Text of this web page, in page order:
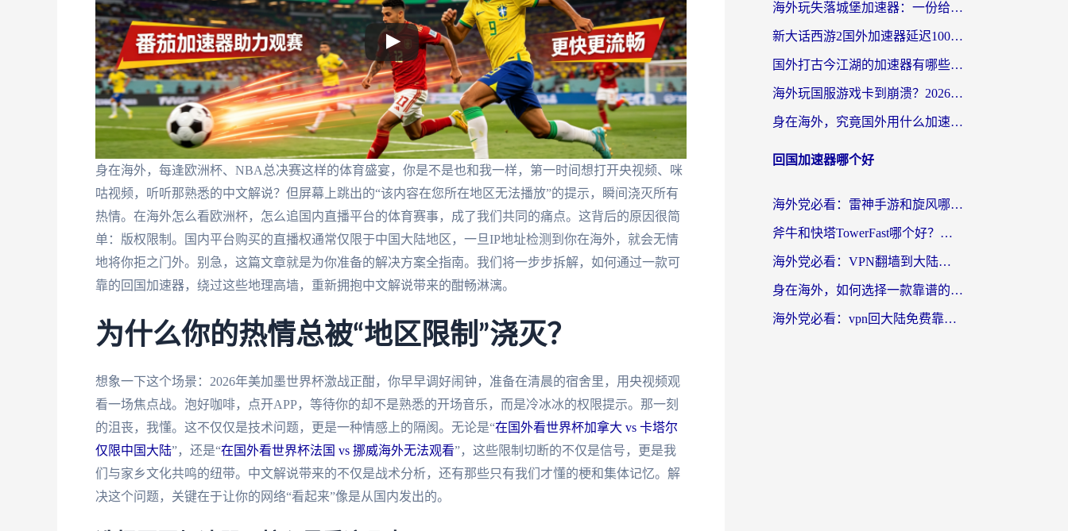
身在海外，每逢欧洲杯、NBA总决赛这样的体育盛宴，你是不是也和我一样，第一时间想打开央视频、咪
咕视频，听听那熟悉的中文解说？但屏幕上跳出的“该内容在您所在地区无法播放”的提示，瞬间浇灭所有
热情。在海外怎么看欧洲杯，怎么追国内直播平台的体育赛事，成了我们共同的痛点。这背后的原因很简
单：版权限制。国内平台购买的直播权通常仅限于中国大陆地区，一旦IP地址检测到你在海外，就会无情
地将你拒之门外。别急，这篇文章就是为你准备的解决方案全指南。我们将一步步拆解，如何通过一款可
靠的回国加速器，绕过这些地理高墙，重新拥抱中文解说带来的酣畅淋漓。
为什么你的热情总被“地区限制”浇灭？
想象一下这个场景：2026年美加墨世界杯激战正酣，你早早调好闹钟，准备在清晨的宿舍里，用央视频观
看一场焦点战。泡好咖啡，点开APP，等待你的却不是熟悉的开场音乐，而是冷冰冰的权限提示。那一刻
的沮丧，我懂。这不仅仅是技术问题，更是一种情感上的隔阂。无论是“在国外看世界杯加拿大 vs 卡塔尔
仅限中国大陆”，还是“在国外看世界杯法国 vs 挪威海外无法观看”，这些限制切断的不仅是信号，更是我
们与家乡文化共鸣的纽带。中文解说带来的不仅是战术分析，还有那些只有我们才懂的梗和集体记忆。解
决这个问题，关键在于让你的网络“看起来”像是从国内发出的。
海外玩失落城堡加速器：一份给漂泊玩家的网络自救指南
新大话西游2国外加速器延迟100以下怎么办？海外党实测有效的低延迟指南
国外打古今江湖的加速器有哪些游戏？一个海外玩家的终极选择指南
海外玩国服游戏卡到崩溃？2026加速器免费推荐+实用指南（亲测有效）
身在海外，究竟国外用什么加速器打wow好？
回国加速器哪个好
海外党必看：雷神手游和旋风哪个好？3分钟选对回国加速器，无缝刷国内剧玩游戏
斧牛和快塔TowerFast哪个好？海外党如何选对回国加速器
海外党必看：VPN翻墙到大陆的实用指南——从看CCTV5到选加速器，一篇全搞定
身在海外，如何选择一款靠谱的加速国内网络的加速器？
海外党必看：vpn回大陆免费靠谱吗？3步选对加速器实现无缝刷国内资源